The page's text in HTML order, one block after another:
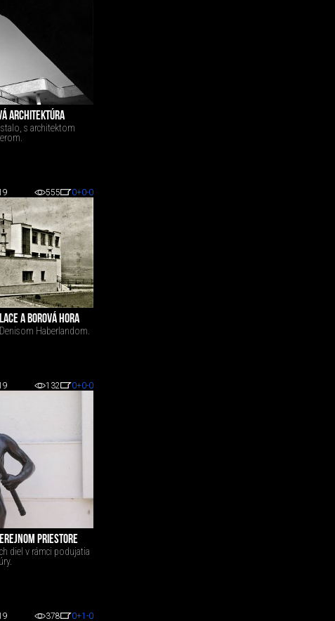
ARCHITEKTÚRA
s architektom
555 0+0-0
A BOROVÁ HORA
Haberlandom.
132 0+0-0
PRIESTORE
diel v rámci podujatia
378 0+1 -0